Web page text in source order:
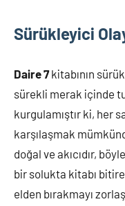
Sürükleyici
Daire 7kitabının
sürekli merak içinde
kurgulamıştır ki, her
karşılaşmak
doğal ve akıcıdır,
bir solukta kitabı
elden bırakmayı